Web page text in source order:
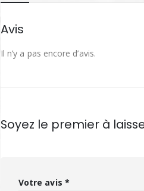
Avis
Il n’y a pas encore d’avis.
Soyez le premier à laisser
Votre avis *